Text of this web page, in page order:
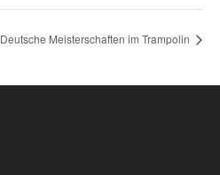
Deutsche Meisterschaften im Trampolin